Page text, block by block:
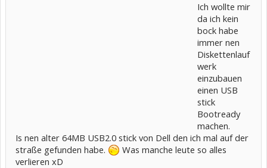
Ich wollte mir
da ich kein
bock habe
immer nen
Diskettenlauf
werk
einzubauen
einen USB
stick
Bootready
machen.
Is nen alter 64MB USB2.0 stick von Dell den ich mal auf der
straße gefunden habe.
Was manche leute so alles
verlieren xD